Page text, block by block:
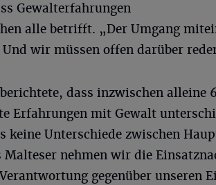
Gewalterfahrungen
alle betrifft. „Der Umgang
Und wir müssen offen darüber
dass inzwischen alleine
Erfahrungen mit Gewalt
keine Unterschiede zwischen
Malteser nehmen wir die
gegenüber unseren